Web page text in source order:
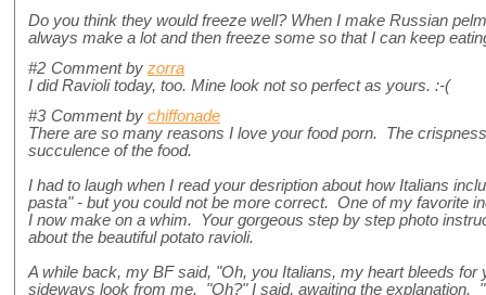
Do you think they would freeze well? When I make Russian
always make a lot and then freeze some so that I can keep
#2 Comment by zorra
I did Ravioli today, too. Mine look not so perfect as yours. :-(
#3 Comment by chiffonade
There are so many reasons I love your food porn. The
succulence of the food.
I had to laugh when I read your desription about how Italians
pasta" - but you could not be more correct. One of my favorite
I now make on a whim. Your gorgeous step by step photo
about the beautiful potato ravioli.
A while back, my BF said, "Oh, you Italians, my heart bleeds
sideways look from me. "Oh?" I said, awaiting the explanation.